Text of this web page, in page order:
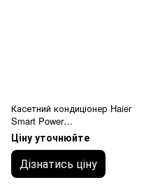
Касетний кондиціонер Haier
Smart Power
AB71S2SR1FA(H)/1U71FL
Ціну уточнюйте
Дізнатись ціну